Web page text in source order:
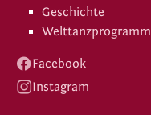
Geschichte
Welttanzprogramm
Facebook
Instagram